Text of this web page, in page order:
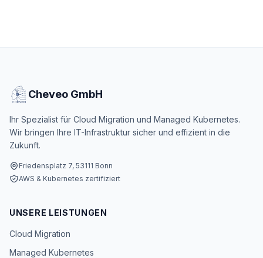
Cheveo GmbH
Ihr Spezialist für Cloud Migration und Managed Kubernetes.
Wir bringen Ihre IT-Infrastruktur sicher und effizient in die
Zukunft.
Friedensplatz 7, 53111 Bonn
AWS & Kubernetes zertifiziert
UNSERE LEISTUNGEN
Cloud Migration
Managed Kubernetes